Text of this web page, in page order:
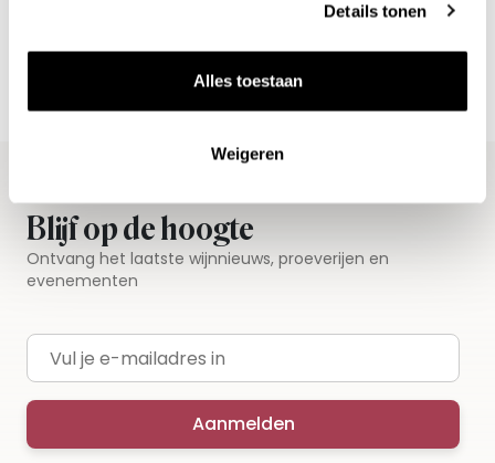
Details tonen
Alles toestaan
Weigeren
Vandaag voor 12.00 uur besteld, morgen in huis
Gratis thuisbezorgd vanaf €115,00
Iedere wijn per fles te bestellen
Blijf op de hoogte
Ontvang het laatste wijnnieuws, proeverijen en
evenementen
E-mailadres
Aanmelden